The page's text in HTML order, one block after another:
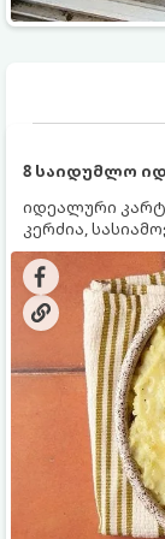
8 საიდუმლო
იდეალური
კერძია,
ფერით. მისი
არსებობს
იცოდეთ, რომ